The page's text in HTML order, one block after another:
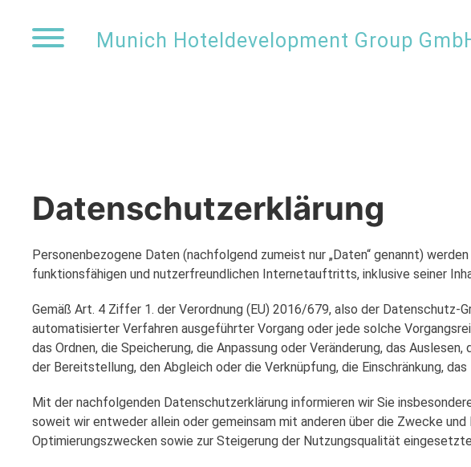
content
Munich Hoteldevelopment Group
Datenschutzerklärung
Personenbezogene Daten (nachfolgend zumeist nur „Daten“ genannt)
funktionsfähigen und nutzerfreundlichen Internetauftritts, inklusive seiner
Gemäß Art. 4 Ziffer 1. der Verordnung (EU) 2016/679, also der Datenschutz-
automatisierter Verfahren ausgeführter Vorgang oder jede solche
das Ordnen, die Speicherung, die Anpassung oder Veränderung, das
der Bereitstellung, den Abgleich oder die Verknüpfung, die Einschränkung,
Mit der nachfolgenden Datenschutzerklärung informieren wir Sie
soweit wir entweder allein oder gemeinsam mit anderen über die Zwecke
Optimierungszwecken sowie zur Steigerung der Nutzungsqualität